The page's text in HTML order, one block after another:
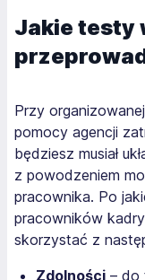
Jakie testy
Przy
pomocy agencji
będziesz musiał
z powodzeniem
pracownika. Po
pracowników
skorzystać z
Zdolności – do